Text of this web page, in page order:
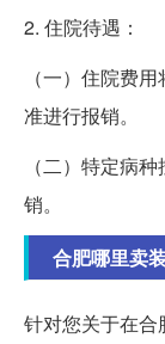
2. 住院待遇：
（一）住院费
准进行报销。
（二）特定病
销。
合肥哪里卖
针对您关于在